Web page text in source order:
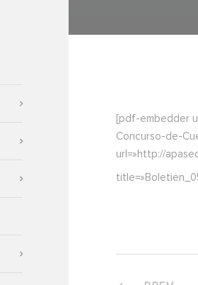
[pdf-embedder
Concurso-de-
url=»http://